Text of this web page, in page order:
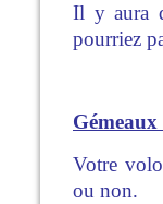
Il y aura
pourriez
Gémeaux
Votre
ou non.